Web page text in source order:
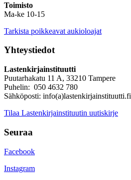
Toimisto
Ma-ke 10-15
Tarkista poikkeavat aukioloajat
Yhteystiedot
Lastenkirjainstituutti
Puutarhakatu 11 A, 33210 Tampere
Puhelin: 050 4632 780
Sähköposti: info(a)lastenkirjainstituutti.fi
Tilaa Lastenkirjainstituutin uutiskirje
Seuraa
Facebook
Instagram